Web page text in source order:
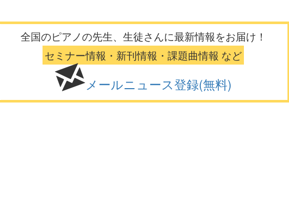
全国のピアノの先生、生徒さんに最新情報をお届け！
セミナー情報・新刊情報・課題曲情報 など
メールニュース登録(無料)